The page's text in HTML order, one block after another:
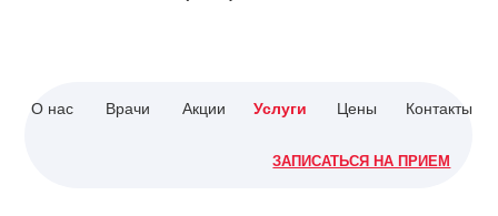
О нас Врачи Акции Услуги Цены Контакты
ЗАПИСАТЬСЯ НА ПРИЕМ